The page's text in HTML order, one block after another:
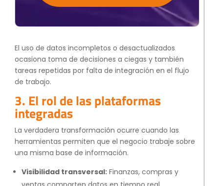
El uso de datos incompletos o desactualizados
ocasiona toma de decisiones a ciegas y también
tareas repetidas por falta de integración en el flujo
de trabajo.
3. El rol de las plataformas
integradas
La verdadera transformación ocurre cuando las
herramientas permiten que el negocio trabaje sobre
una misma base de información.
Visibilidad transversal: Finanzas, compras y